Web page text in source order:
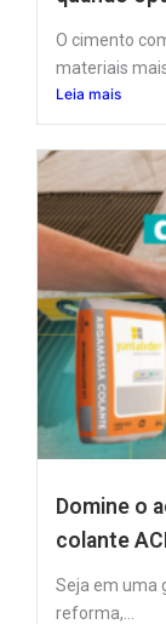
O cimento
materiais
Leia mais
Domine o
colante
Seja em uma
reforma,...